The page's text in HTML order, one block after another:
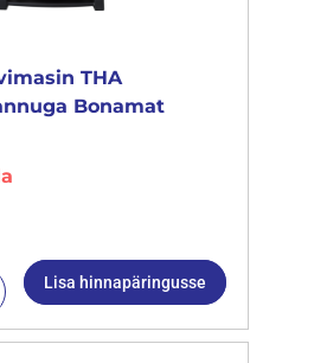
THA
Bonamat
Lisa hinnapäringusse